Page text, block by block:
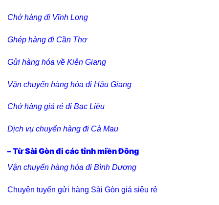
Chở hàng đi Vĩnh Long
Ghép hàng đi Cần Thơ
Gửi hàng hóa về Kiên Giang
Vận chuyển hàng hóa đi Hậu Giang
Chở hàng giá rẻ đi Bạc Liêu
Dịch vụ chuyển hàng đi Cà Mau
– Từ Sài Gòn đi các tỉnh miền Đông
Vận chuyển hàng hóa đi Bình Dương
Chuyên tuyến gửi hàng Sài Gòn giá siêu rẻ